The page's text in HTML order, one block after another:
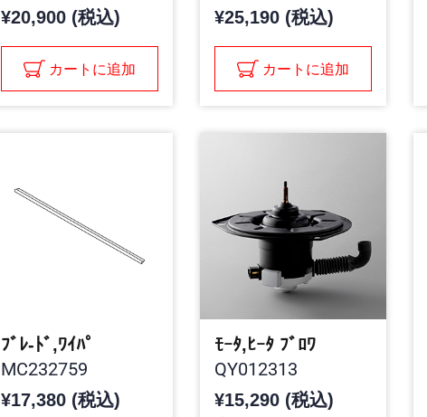
¥20,900 (税込)
カートに追加
¥25,190 (税込)
カートに追加
ﾌﾞﾚ-ﾄﾞ,ﾜｲﾊﾟ
MC232759
¥17,380 (税込)
ﾓｰﾀ,ﾋｰﾀ ﾌﾞﾛﾜ
QY012313
¥15,290 (税込)